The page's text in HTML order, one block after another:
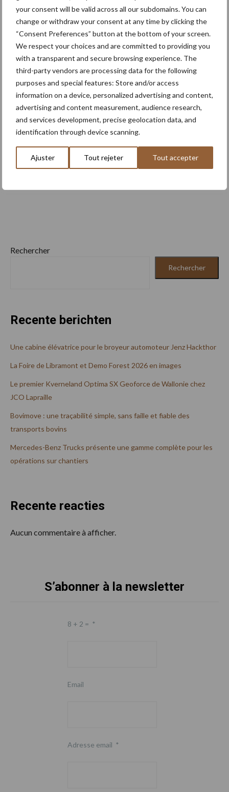
your consent will be valid across all our subdomains. You can
change or withdraw your consent at any time by clicking the
“Consent Preferences” button at the bottom of your screen.
We respect your choices and are committed to providing you
with a transparent and secure browsing experience. The
third-party vendors are processing data for the following
purposes and special features: Store and/or access
information on a device, personalized advertising and content,
advertising and content measurement, audience research,
and services development, precise geolocation data, and
identification through device scanning.
Ajuster Tout rejeter Tout accepter
nouvel andaineur porté deux
toupies
31 Juil
Nooteboom et Rheinmetall
présentent une remorque militaire
avancée à huit essieux
En savoir plus
Rechercher
Rechercher
Recente berichten
Une cabine élévatrice pour le broyeur automoteur Jenz Hackthor
La Foire de Libramont et Demo Forest 2026 en images
Le premier Kverneland Optima SX Geoforce de Wallonie chez
JCO Lapraille
Bovimove : une traçabilité simple, sans faille et fiable des
transports bovins
Mercedes-Benz Trucks présente une gamme complète pour les
opérations sur chantiers
Recente reacties
Aucun commentaire à afficher.
S’abonner à la newsletter
8 + 2 = *
Email
Adresse email *